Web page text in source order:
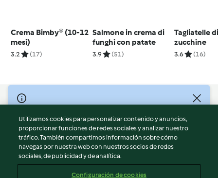
Crema Bimby® (10-12
mesi)
3.2 (17)
Salmone in crema di
funghi con patate
3.9 (51)
Tagliatelle
zucchine
3.6 (16)
© Copyright 2026
Términos de uso
Política de privacidad
Aviso legal
Información legal
Utilizamos cookies para personalizar contenido y anuncios,
proporcionar funciones de redes sociales y analizar nuestro
tráfico. También compartimos información sobre cómo
navegas por nuestra web con nuestros socios de redes
sociales, de publicidad y de analítica.
Configuración de cookies